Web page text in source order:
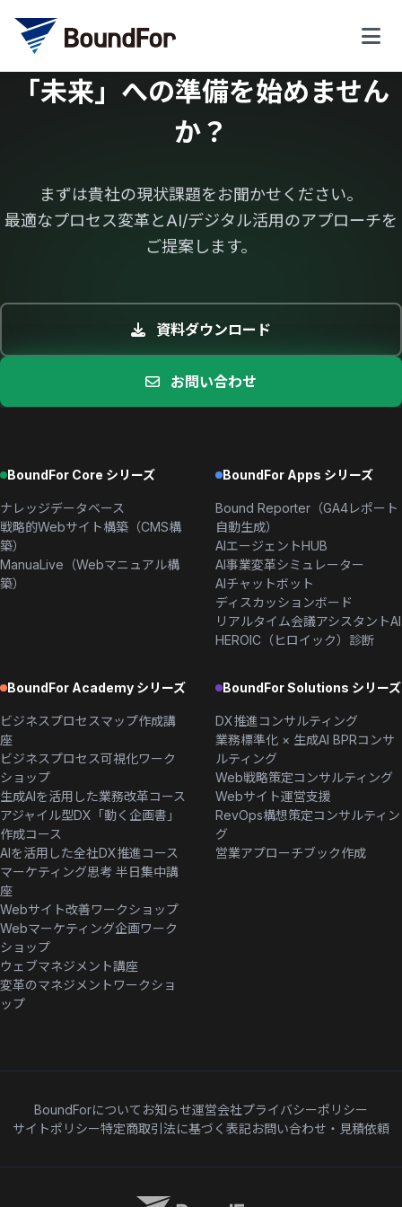
「未来」への準備を始めません
か？
まずは貴社の現状課題をお聞かせください。
最適なプロセス変革とAI/デジタル活用のアプローチを
ご提案します。
資料ダウンロード
お問い合わせ
BoundFor Core シリーズ
ナレッジデータベース
戦略的Webサイト構築（CMS構
築）
ManuaLive（Webマニュアル構
築）
BoundFor Apps シリーズ
Bound Reporter（GA4レポート
自動生成）
AIエージェントHUB
AI事業変革シミュレーター
AIチャットボット
ディスカッションボード
リアルタイム会議アシスタントAI
HEROIC（ヒロイック）診断
BoundFor Academy シリーズ
ビジネスプロセスマップ作成講
座
ビジネスプロセス可視化ワーク
ショップ
生成AIを活用した業務改革コース
アジャイル型DX「動く企画書」
作成コース
AIを活用した全社DX推進コース
マーケティング思考 半日集中講
座
Webサイト改善ワークショップ
Webマーケティング企画ワーク
ショップ
ウェブマネジメント講座
変革のマネジメントワークショ
ップ
BoundFor Solutions シリーズ
DX推進コンサルティング
業務標準化 × 生成AI BPRコンサ
ルティング
Web戦略策定コンサルティング
Webサイト運営支援
RevOps構想策定コンサルティン
グ
営業アプローチブック作成
BoundForについて お知らせ運営会社プライバシーポリシー
サイトポリシー特定商取引法に基づく表記お問い合わせ・見積依頼